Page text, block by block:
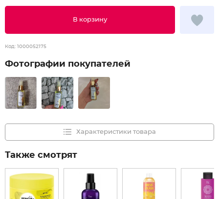
В корзину
Код: 1000052175
Фотографии покупателей
Характеристики товара
Также смотрят